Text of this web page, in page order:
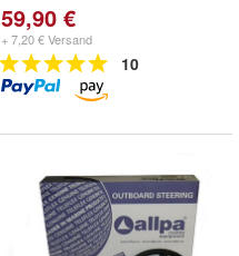
59,90 €
+ 7,20 € Versand
10